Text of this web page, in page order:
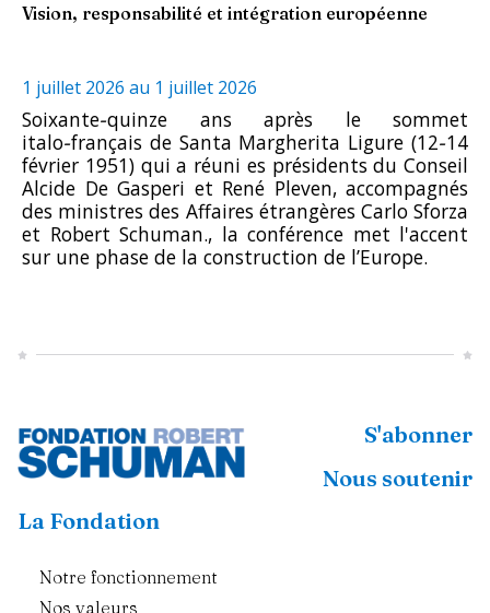
Vision, responsabilité et intégration européenne
1 juillet 2026 au 1 juillet 2026
Soixante‑quinze ans après le sommet
italo‑français de Santa Margherita Ligure (12‑14
février 1951) qui a réuni es présidents du Conseil
Alcide De Gasperi et René Pleven, accompagnés
des ministres des Affaires étrangères Carlo Sforza
et Robert Schuman., la conférence met l'accent
sur une phase de la construction de l’Europe.
S'abonner
Nous soutenir
La Fondation
Notre fonctionnement
Nos valeurs